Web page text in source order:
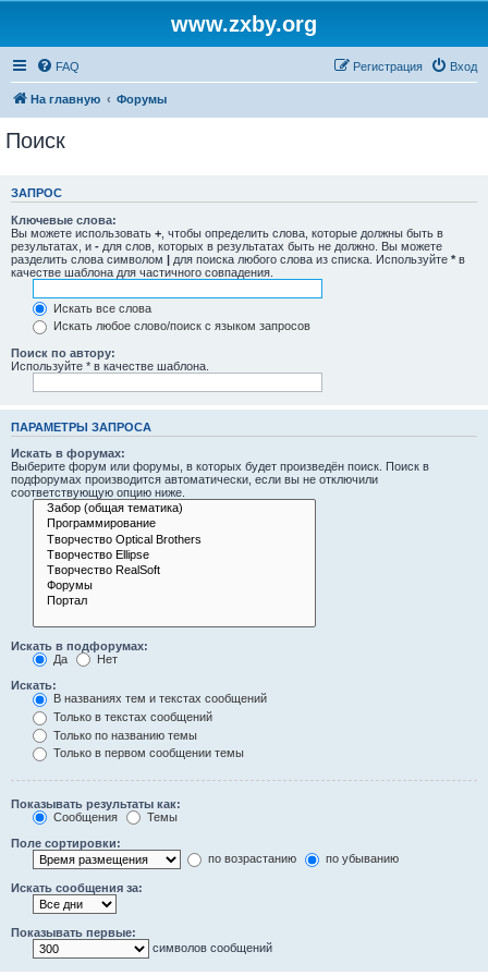
www.zxby.org
FAQ Вход
Регистрация
На главную Форумы
Поиск
ЗАПРОС
Ключевые слова:
Вы можете использовать + , чтобы определить слова, которые должны быть в
результатах, и - для слов, которых в результатах быть не должно. Вы можете
разделить слова символом | для поиска любого слова из списка. Используйте * в
качестве шаблона для частичного совпадения.
Искать все слова
Искать любое слово/поиск с языком запросов
Поиск по автору:
Используйте * в качестве шаблона.
ПАРАМЕТРЫ ЗАПРОСА
Искать в форумах:
Выберите форум или форумы, в которых будет произведён поиск. Поиск в
подфорумах производится автоматически, если вы не отключили
соответствующую опцию ниже.
Искать в подфорумах:
Да
Нет
Искать:
В названиях тем и текстах сообщений
Только в текстах сообщений
Только по названию темы
Только в первом сообщении темы
Показывать результаты как:
Сообщения
Темы
Поле сортировки:
по возрастанию
по убыванию
Искать сообщения за:
Показывать первые:
символов сообщений